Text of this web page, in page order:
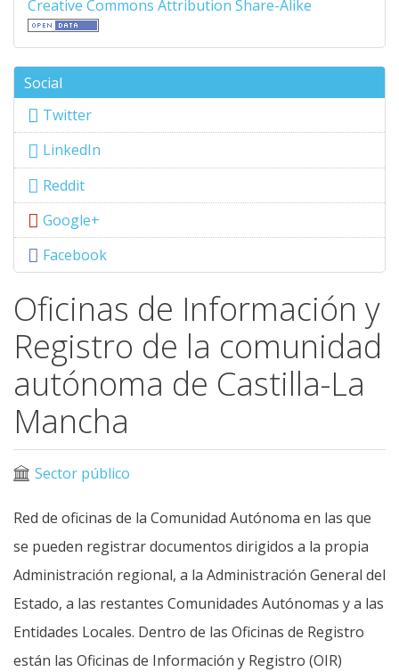
Creative Commons Attribution Share-Alike
Social
Twitter
LinkedIn
Reddit
Google+
Facebook
Oficinas de Información y
Registro de la comunidad
autónoma de Castilla-La
Mancha
Sector público
Red de oficinas de la Comunidad Autónoma en las que
se pueden registrar documentos dirigidos a la propia
Administración regional, a la Administración General del
Estado, a las restantes Comunidades Autónomas y a las
Entidades Locales. Dentro de las Oficinas de Registro
están las Oficinas de Información y Registro (OIR)